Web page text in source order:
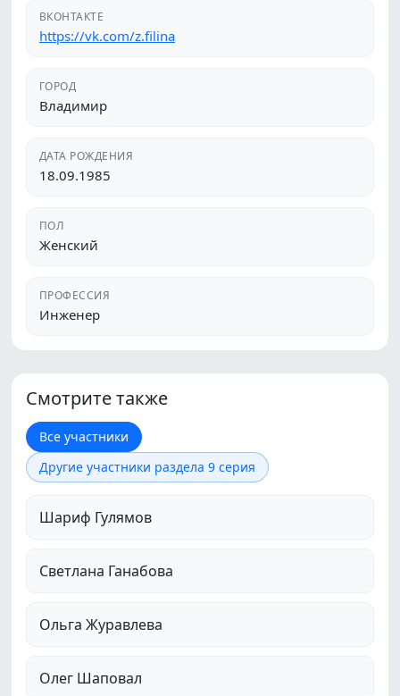
ВКОНТАКТЕ
https://vk.com/z.filina
ГОРОД
Владимир
ДАТА РОЖДЕНИЯ
18.09.1985
ПОЛ
Женский
ПРОФЕССИЯ
Инженер
Смотрите также
Все участники
Другие участники раздела 9 серия
Шариф Гулямов
Светлана Ганабова
Ольга Журавлева
Олег Шаповал